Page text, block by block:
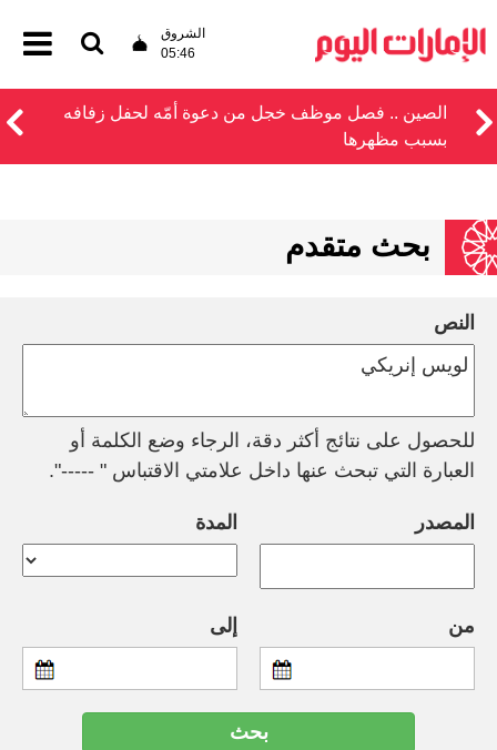
الشروق
05:46
الصين .. فصل موظف خجل من دعوة أمّه لحفل زفافه
بسبب مظهرها
بحث متقدم
النص
للحصول على نتائج أكثر دقة، الرجاء وضع الكلمة أو
العبارة التي تبحث عنها داخل علامتي الاقتباس " -----".
المصدر المدة
من إلى